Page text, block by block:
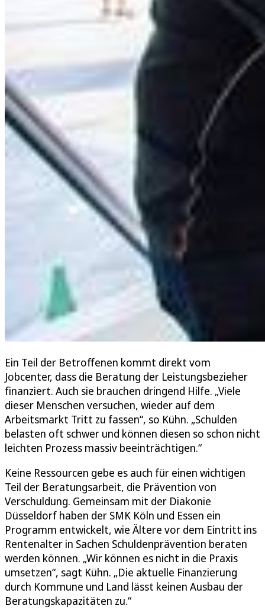
Ein Teil der Betroffenen kommt direkt vom
Jobcenter, dass die Beratung der Leistungsbezieher
finanziert. Auch sie brauchen dringend Hilfe. „Viele
dieser Menschen versuchen, wieder auf dem
Arbeitsmarkt Tritt zu fassen“, so Kühn. „Schulden
belasten oft schwer und können diesen so schon nicht
leichten Prozess massiv beeinträchtigen.“
Keine Ressourcen gebe es auch für einen wichtigen
Teil der Beratungsarbeit, die Prävention von
Verschuldung. Gemeinsam mit der Diakonie
Düsseldorf haben der SMK Köln und Essen ein
Programm entwickelt, wie Ältere vor dem Eintritt ins
Rentenalter in Sachen Schuldenprävention beraten
werden können. „Wir können es nicht in die Praxis
umsetzen“, sagt Kühn. „Die aktuelle Finanzierung
durch Kommune und Land lässt keinen Ausbau der
Beratungskapazitäten zu.“